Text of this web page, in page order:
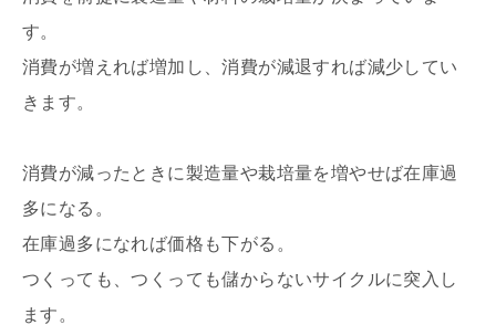
す。
消費が増えれば増加し、消費が減退すれば減少してい
きます。
消費が減ったときに製造量や栽培量を増やせば在庫過
多になる。
在庫過多になれば価格も下がる。
つくっても、つくっても儲からないサイクルに突入し
ます。